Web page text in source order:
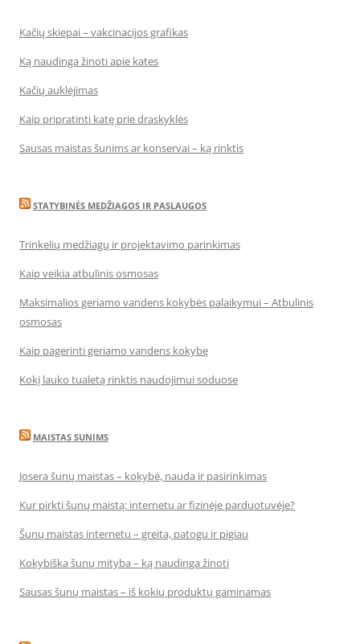
Kačių skiepai – vakcinacijos grafikas
Ką naudinga žinoti apie kates
Kačių auklėjimas
Kaip pripratinti katę prie draskyklės
Sausas maistas šunims ar konservai – ką rinktis
STATYBINĖS MEDŽIAGOS IR PASLAUGOS
Trinkelių medžiagų ir projektavimo parinkimas
Kaip veikia atbulinis osmosas
Maksimalios geriamo vandens kokybės palaikymui – Atbulinis
osmosas
Kaip pagerinti geriamo vandens kokybę
Kokį lauko tualetą rinktis naudojimui soduose
MAISTAS SUNIMS
Josera šunų maistas – kokybė, nauda ir pasirinkimas
Kur pirkti šunų maistą: internetu ar fizinėje parduotuvėje?
Šunų maistas internetu – greita, patogu ir pigiau
Kokybiška šunų mityba – ką naudinga žinoti
Sausas šunų maistas – iš kokių produktų gaminamas